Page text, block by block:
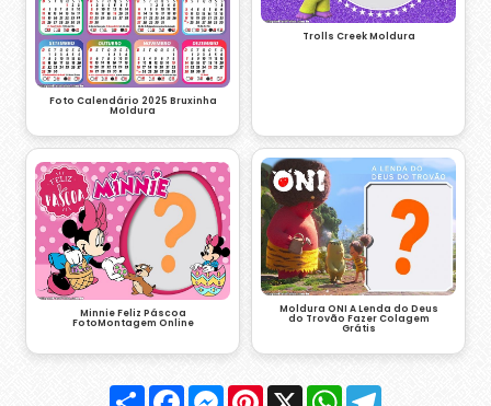
Foto Calendário 2025 Bruxinha
Moldura
Trolls Creek Moldura
Minnie Feliz Páscoa
FotoMontagem Online
Moldura ONI A Lenda do Deus
do Trovão Fazer Colagem
Grátis
Compartilhar
FacebookMessenger
Pinterest
X WhatsApp